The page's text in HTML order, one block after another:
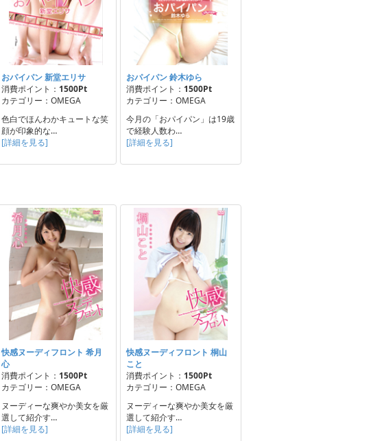
おパイパン 新堂エリサ
消費ポイント： 1500Pt
カテゴリー：OMEGA
色白でほんわかキュートな笑
顔が印象的な…
[詳細を見る]
おパイパン 鈴木ゆら
消費ポイント： 1500Pt
カテゴリー：OMEGA
今月の「おパイパン」は19歳
で経験人数わ…
[詳細を見る]
快感ヌーディフロント 希月
心
消費ポイント： 1500Pt
カテゴリー：OMEGA
ヌーディーな爽やか美女を厳
選して紹介す…
[詳細を見る]
快感ヌーディフロント 桐山
こと
消費ポイント： 1500Pt
カテゴリー：OMEGA
ヌーディーな爽やか美女を厳
選して紹介す…
[詳細を見る]